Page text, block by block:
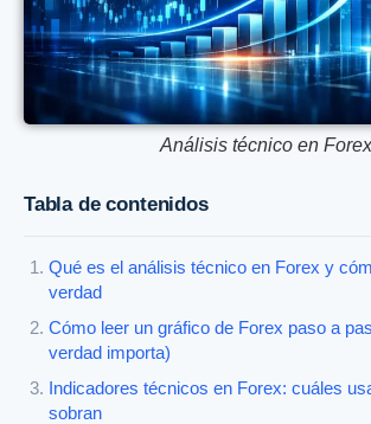
Análisis técnico en Forex
Tabla de contenidos
Qué es el análisis técnico en Forex y
verdad
Cómo leer un gráfico de Forex paso a
verdad importa)
Indicadores técnicos en Forex: cuáles
sobran